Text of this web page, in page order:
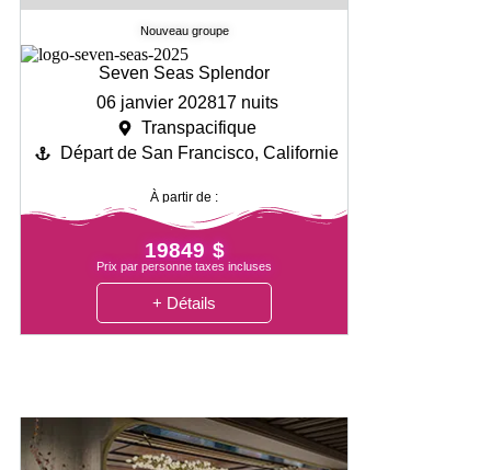
Nouveau groupe
Seven Seas Splendor
06 janvier 202817 nuits
Transpacifique
Départ de San Francisco, Californie
À partir de :
19849 $
Prix par personne taxes incluses
+ Détails